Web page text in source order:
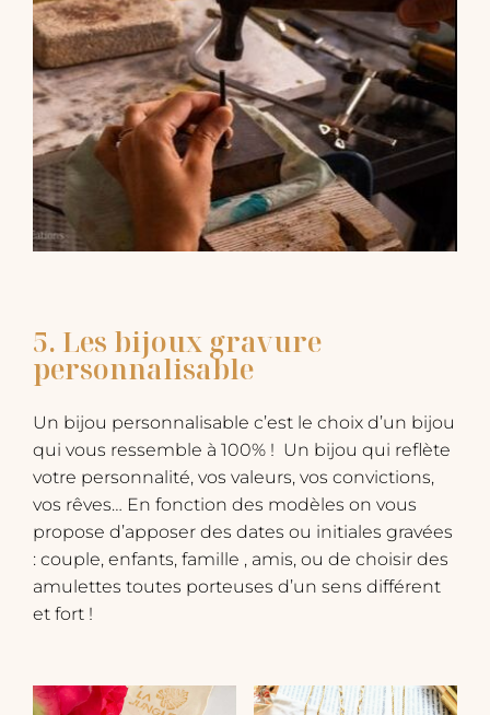
5. Les bijoux gravure
personnalisable
Un bijou personnalisable c’est le choix d’un bijou
qui vous ressemble à 100% ! Un bijou qui reflète
votre personnalité, vos valeurs, vos convictions,
vos rêves… En fonction des modèles on vous
propose d’apposer des dates ou initiales gravées
: couple, enfants, famille , amis, ou de choisir des
amulettes toutes porteuses d’un sens différent
et fort !